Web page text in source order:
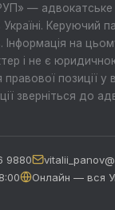
— адвокатське
Україні. Керуючий
Інформація на
і не є
позиції у
зверніться до
9880
Онлайн — вся